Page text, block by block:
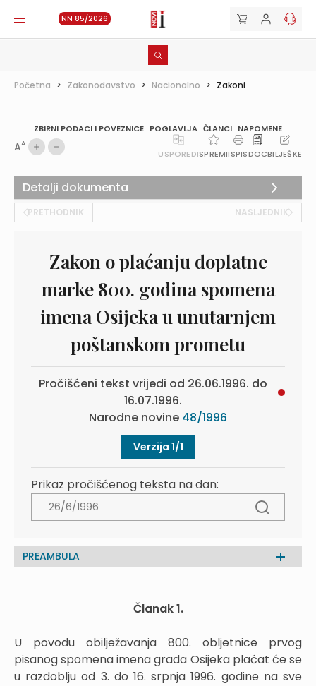
NN 85/2026
Početna > Zakonodavstvo > Nacionalno > Zakoni
ZBIRNI PODACI I POVEZNICE POGLAVLJA ČLANCI NAPOMENE
AA
USPOREDISPREMIISPISDOCBILJEŠKE
PRETHODNIK NASLJEDNIK
Zakon o plaćanju doplatne
marke 800. godina spomena
imena Osijeka u unutarnjem
poštanskom prometu
Pročišćeni tekst vrijedi od 26.06.1996. do
16.07.1996.
Narodne novine 48/1996
Verzija 1/1
Prikaz pročišćenog teksta na dan:
PREAMBULA
Članak 1.
U povodu obilježavanja 800. obljetnice prvog
pisanog spomena imena grada Osijeka plaćat će se
u razdoblju od 3. do 16. srpnja 1996. godine na sve
Detalji dokumenta